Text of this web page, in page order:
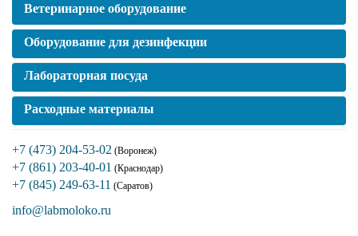
Ветеринарное оборудование
Оборудование для дезинфекции
Лабораторная посуда
Расходные материалы
+7 (473) 204-53-02 (Воронеж)
+7 (861) 203-40-01 (Краснодар)
+7 (845) 249-63-11 (Саратов)
info@labmoloko.ru